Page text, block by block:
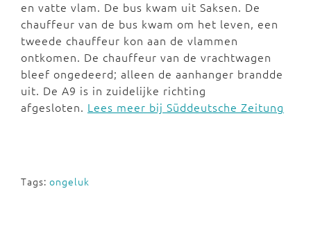
en vatte vlam. De bus kwam uit Saksen. De
chauffeur van de bus kwam om het leven, een
tweede chauffeur kon aan de vlammen
ontkomen. De chauffeur van de vrachtwagen
bleef ongedeerd; alleen de aanhanger brandde
uit. De A9 is in zuidelijke richting
afgesloten. Lees meer bij Süddeutsche Zeitung
Tags: ongeluk